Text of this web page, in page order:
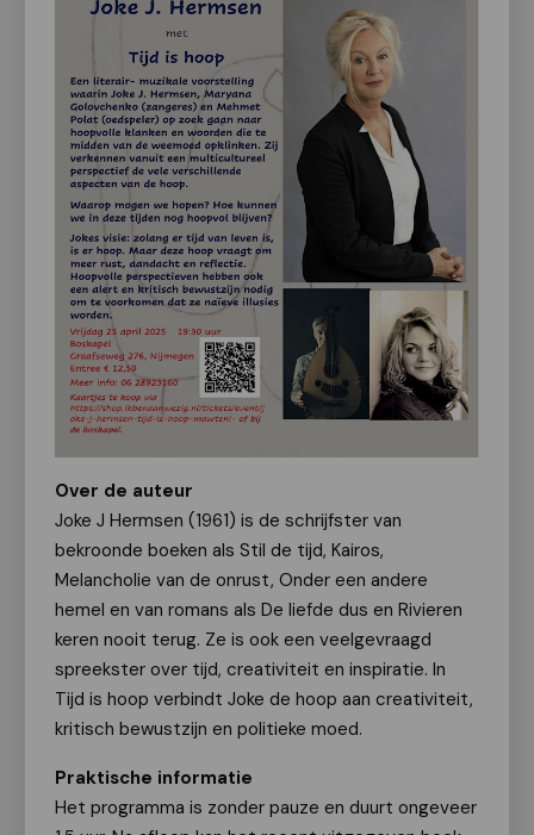
Over de auteur
Joke J Hermsen (1961) is de schrijfster van
bekroonde boeken als Stil de tijd, Kairos,
Melancholie van de onrust, Onder een andere
hemel en van romans als De liefde dus en Rivieren
keren nooit terug. Ze is ook een veelgevraagd
spreekster over tijd, creativiteit en inspiratie. In
Tijd is hoop verbindt Joke de hoop aan creativiteit,
kritisch bewustzijn en politieke moed.
Praktische informatie
Het programma is zonder pauze en duurt ongeveer